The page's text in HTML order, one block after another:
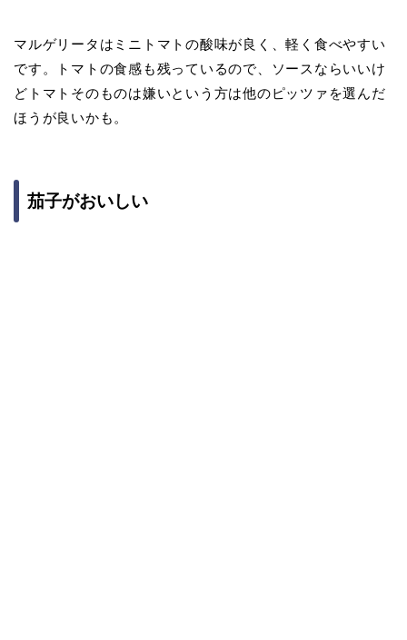
マルゲリータはミニトマトの酸味が良く、軽く食べやすい
です。トマトの食感も残っているので、ソースならいいけ
どトマトそのものは嫌いという方は他のピッツァを選んだ
ほうが良いかも。
茄子がおいしい